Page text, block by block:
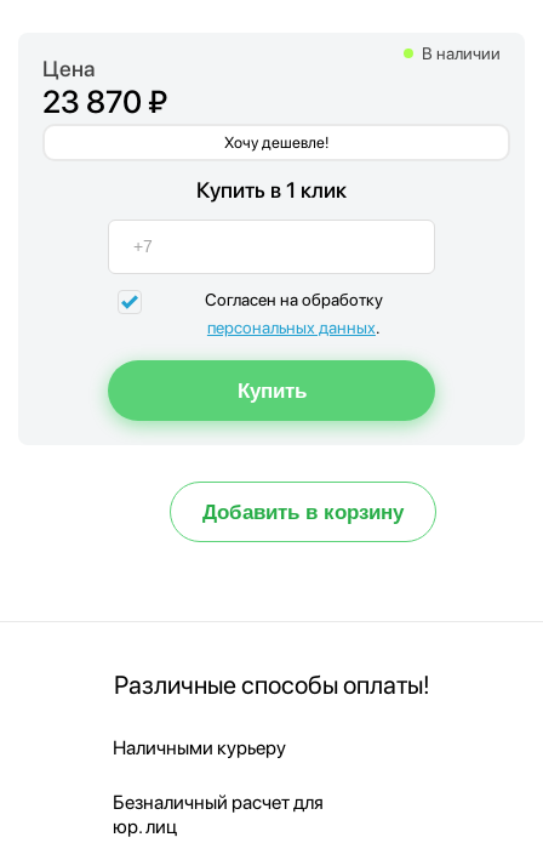
Цена
23 870 ₽
Хочу дешевле!
В наличии
Купить в 1 клик
Согласен на обработку
персональных данных.
Добавить в корзину
Различные способы оплаты!
Наличными курьеру
Безналичный расчет для
юр. лиц